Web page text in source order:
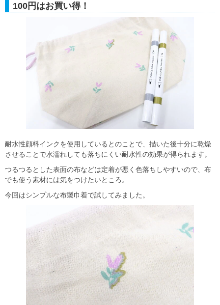
100円はお買い得！
耐水性顔料インクを使用しているとのことで、描いた後十分に乾燥
させることで水濡れしても落ちにくい耐水性の効果が得られます。
つるつるとした表面の布などは定着が悪く色落ちしやすいので、布
でも使う素材には気をつけたいところ。
今回はシンプルな布製巾着で試してみました。